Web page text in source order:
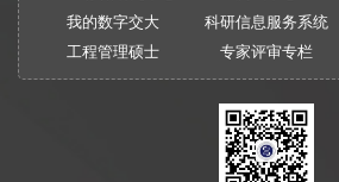
我的数字交大
科研信息服务系统
工程管理硕士
专家评审专栏